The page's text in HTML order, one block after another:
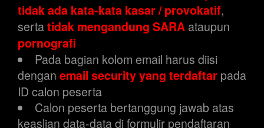
tidak ada kata-kata kasar / provokatif,
sertatidak mengandung SARA ataupun
pornografi
Pada bagian kolom email harus diisi
dengan email security yang terdaftar pada
ID calon peserta
Calon peserta bertanggung jawab atas
keaslian data-data di formulir pendaftaran